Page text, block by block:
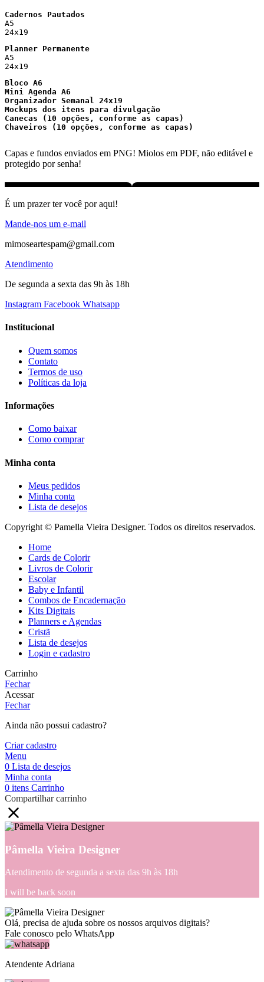
Cadernos Pautados
A5
24x19
Planner Permanente
A5
24x19
Bloco A6
Mini Agenda A6
Organizador Semanal 24x19
Mockups dos itens para divulgação
Canecas (10 opções, conforme as capas)
Chaveiros (10 opções, conforme as capas)
Capas e fundos enviados em PNG! Miolos em PDF, não editável e
protegido por senha!
É um prazer ter você por aqui!
Mande-nos um e-mail
mimoseartespam@gmail.com
Atendimento
De segunda a sexta das 9h às 18h
Instagram Facebook Whatsapp
Institucional
Quem somos
Contato
Termos de uso
Políticas da loja
Informações
Como baixar
Como comprar
Minha conta
Meus pedidos
Minha conta
Lista de desejos
Copyright © Pamella Vieira Designer. Todos os direitos reservados.
Home
Cards de Colorir
Livros de Colorir
Escolar
Baby e Infantil
Combos de Encadernação
Kits Digitais
Planners e Agendas
Cristã
Lista de desejos
Login e cadastro
Carrinho
Fechar
Acessar
Fechar
Ainda não possui cadastro?
Criar cadastro
Menu
0 Lista de desejos
Minha conta
0 itens Carrinho
Compartilhar carrinho
Pâmella Vieira Designer
Atendimento de segunda a sexta das 9h às 18h
I will be back soon
Olá, precisa de ajuda sobre os nossos arquivos digitais?
Fale conosco pelo WhatsApp
Atendente Adriana